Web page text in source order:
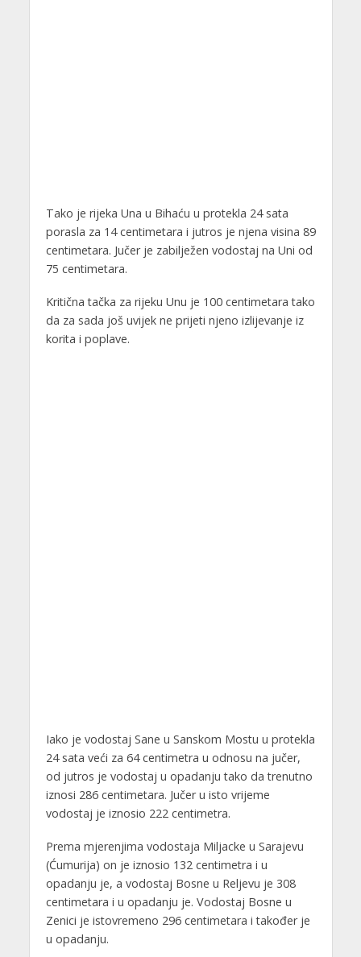
Tako je rijeka Una u Bihaću u protekla 24 sata
porasla za 14 centimetara i jutros je njena visina 89
centimetara. Jučer je zabilježen vodostaj na Uni od
75 centimetara.
Kritična tačka za rijeku Unu je 100 centimetara tako
da za sada još uvijek ne prijeti njeno izlijevanje iz
korita i poplave.
Iako je vodostaj Sane u Sanskom Mostu u protekla
24 sata veći za 64 centimetra u odnosu na jučer,
od jutros je vodostaj u opadanju tako da trenutno
iznosi 286 centimetara. Jučer u isto vrijeme
vodostaj je iznosio 222 centimetra.
Prema mjerenjima vodostaja Miljacke u Sarajevu
(Ćumurija) on je iznosio 132 centimetra i u
opadanju je, a vodostaj Bosne u Reljevu je 308
centimetara i u opadanju je. Vodostaj Bosne u
Zenici je istovremeno 296 centimetara i također je
u opadanju.